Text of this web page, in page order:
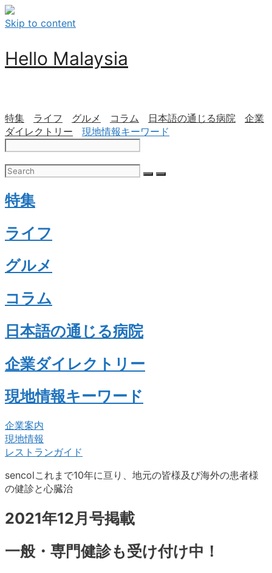
Skip to content
Hello Malaysia
特集 ライフ グルメ コラム 日本語の通じる病院
企業
ダイレクトリー
現地情報キーワード
特集
ライフ
グルメ
コラム
日本語の通じる病院
企業ダイレクトリー
現地情報キーワード
企業案内
現地情報
レストランガイド
sencolこれまで10年に亘り、地元の皆様及び海外の患者様
の健診と心臓治
2021年12月号掲載
一般・専門健診も受け付け中！